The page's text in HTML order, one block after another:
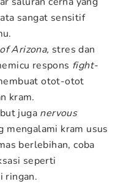
sangat sensitif
Arizona, stres dan
respons fight-
otot-otot
kram.
juga nervous
mengalami kram usus
berlebihan, coba
seperti
ringan.